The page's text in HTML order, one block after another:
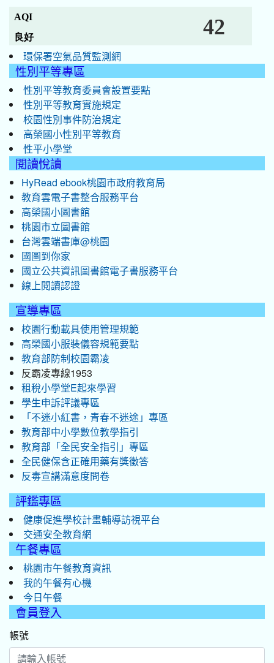
環保署空氣品質監測網
性別平等專區
性別平等教育委員會設置要點
性別平等教育實施規定
校園性別事件防治規定
高榮國小性別平等教育
性平小學堂
閱讀悅讀
HyRead ebook桃園市政府教育局
教育雲電子書整合服務平台
高榮國小圖書館
桃園市立圖書館
台灣雲端書庫@桃園
國圖到你家
國立公共資訊圖書館電子書服務平台
線上閱讀認證
宣導專區
校園行動載具使用管理規範
高榮國小服裝儀容規範要點
教育部防制校園霸凌
反霸凌專線1953
租稅小學堂E起來學習
學生申訴評議專區
「不迷小紅書，青春不迷途」專區
教育部中小學數位教學指引
教育部「全民安全指引」專區
全民健保含正確用藥有獎徵答
反毒宣講滿意度問卷
評鑑專區
健康促進學校計畫輔導訪視平台
交通安全教育網
午餐專區
桃園市午餐教育資訊
我的午餐有心機
今日午餐
會員登入
帳號